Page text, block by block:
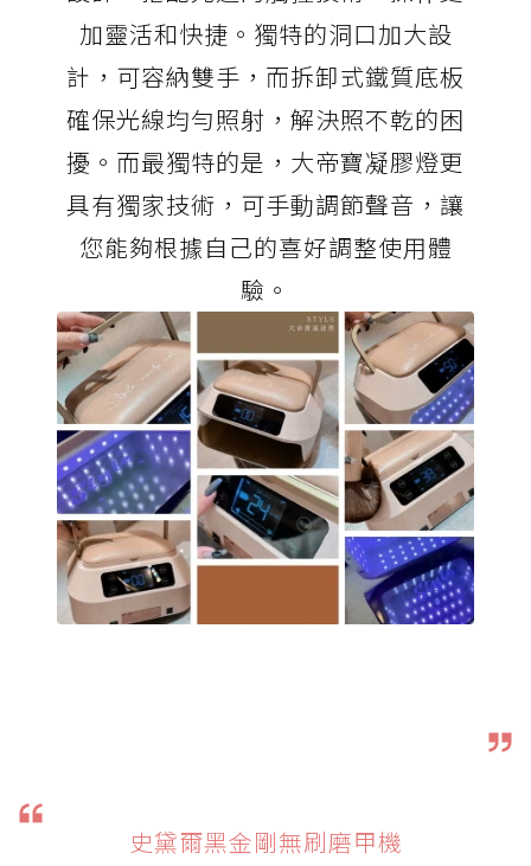
加靈活和快捷。獨特的洞口加大設
計，可容納雙手，而拆卸式鐵質底板
確保光線均勻照射，解決照不乾的困
擾。而最獨特的是，大帝寶凝膠燈更
具有獨家技術，可手動調節聲音，讓
您能夠根據自己的喜好調整使用體
驗。
史黛爾黑金剛無刷磨甲機